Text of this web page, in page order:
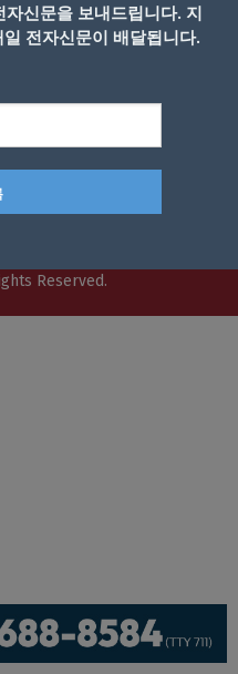
북 유튜브
Reserved.
신문을 보내드립니다. 지
전자신문이 배달됩니다.